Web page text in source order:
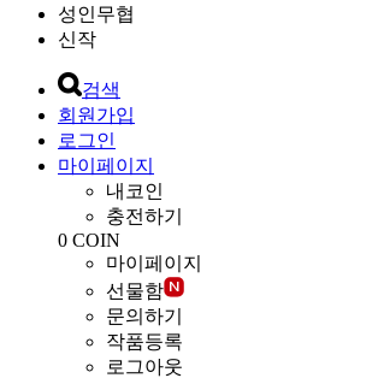
성인무협
신작
검색
회원가입
로그인
마이페이지
내코인
충전하기
0 COIN
마이페이지
선물함
문의하기
작품등록
로그아웃